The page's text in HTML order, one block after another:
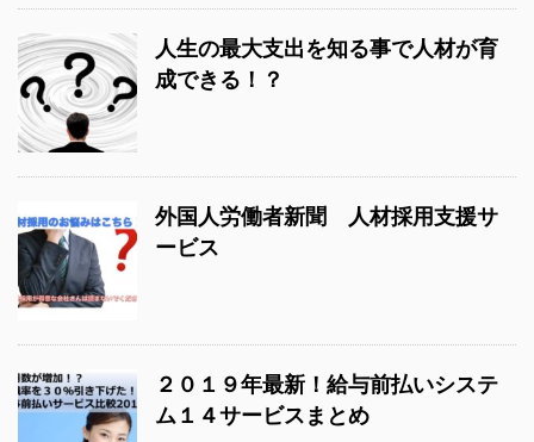
人生の最大支出を知る事で人材が育
成できる！？
外国人労働者新聞 人材採用支援サ
ービス
２０１９年最新！給与前払いシステ
ム１４サービスまとめ